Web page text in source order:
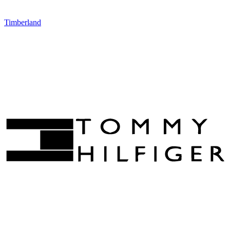
Timberland